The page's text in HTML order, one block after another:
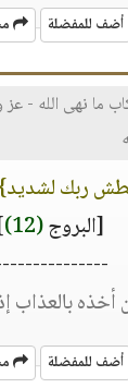
أضف للمفضلة
ما نهى الله -
ربك
[البروج(12)
بالعذاب
أضف للمفضلة